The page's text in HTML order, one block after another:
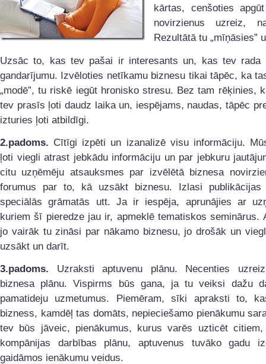
kārtas, cenšoties
novirzienus uzreiz,
Rezultātā tu „mīņāsies”
Uzsāc to, kas tev pašai ir interesants un, kas tev rada
gandarījumu. Izvēloties netīkamu biznesu tikai tāpēc, ka
„modē”, tu riskē iegūt hronisko stresu. Bez tam rēķinies,
tev prasīs ļoti daudz laika un, iespējams, naudas, tāpēc
izturies ļoti atbildīgi.
2.padoms. Cītīgi izpēti un izanalizē visu informāciju.
ļoti viegli atrast jebkādu informāciju un par jebkuru
citu uzņēmēju atsauksmes par izvēlētā biznesa
forumus par to, kā uzsākt biznesu. Izlasi publikācijas
speciālās grāmatās utt. Ja ir iespēja, aprunājies ar
kuriem šī pieredze jau ir, apmeklē tematiskos seminārus.
jo vairāk tu zināsi par nākamo biznesu, jo drošāk un
uzsākt un darīt.
3.padoms. Uzraksti aptuvenu plānu. Necenties
biznesa plānu. Vispirms būs gana, ja tu veiksi dažu
pamatideju uzmetumus. Piemēram, sīki apraksti to,
bizness, kamdēļ tas domāts, nepieciešamo pienākumu
tev būs jāveic, pienākumus, kurus varēs uzticēt citiem,
kompānijas darbības plānu, aptuvenus tuvāko gadu
gaidāmos ienākumu veidus.